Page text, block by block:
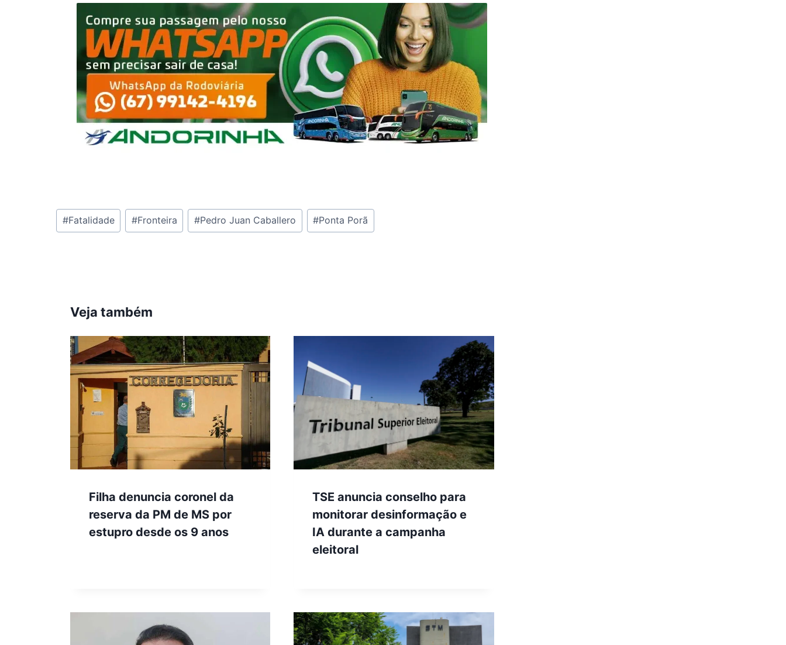
Tags
do
#Fatalidade #Fronteira #Pedro Juan Caballero #Ponta Porã
Veja também
Filha denuncia coronel da
reserva da PM de MS por
estupro desde os 9 anos
TSE anuncia conselho para
monitorar desinformação e
IA durante a campanha
eleitoral